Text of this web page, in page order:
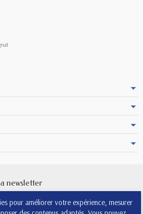
pour améliorer votre expérience, mesurer
newsletter
les conditions d'utilisation du site.